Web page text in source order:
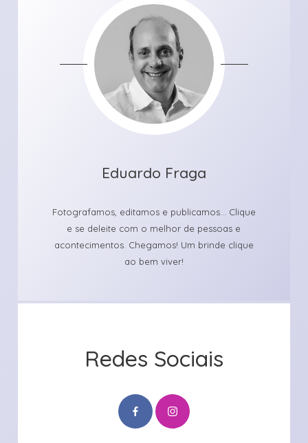
Eduardo Fraga
Fotografamos, editamos e publicamos... Clique
e se deleite com o melhor de pessoas e
acontecimentos. Chegamos! Um brinde clique
ao bem viver!
Redes Sociais